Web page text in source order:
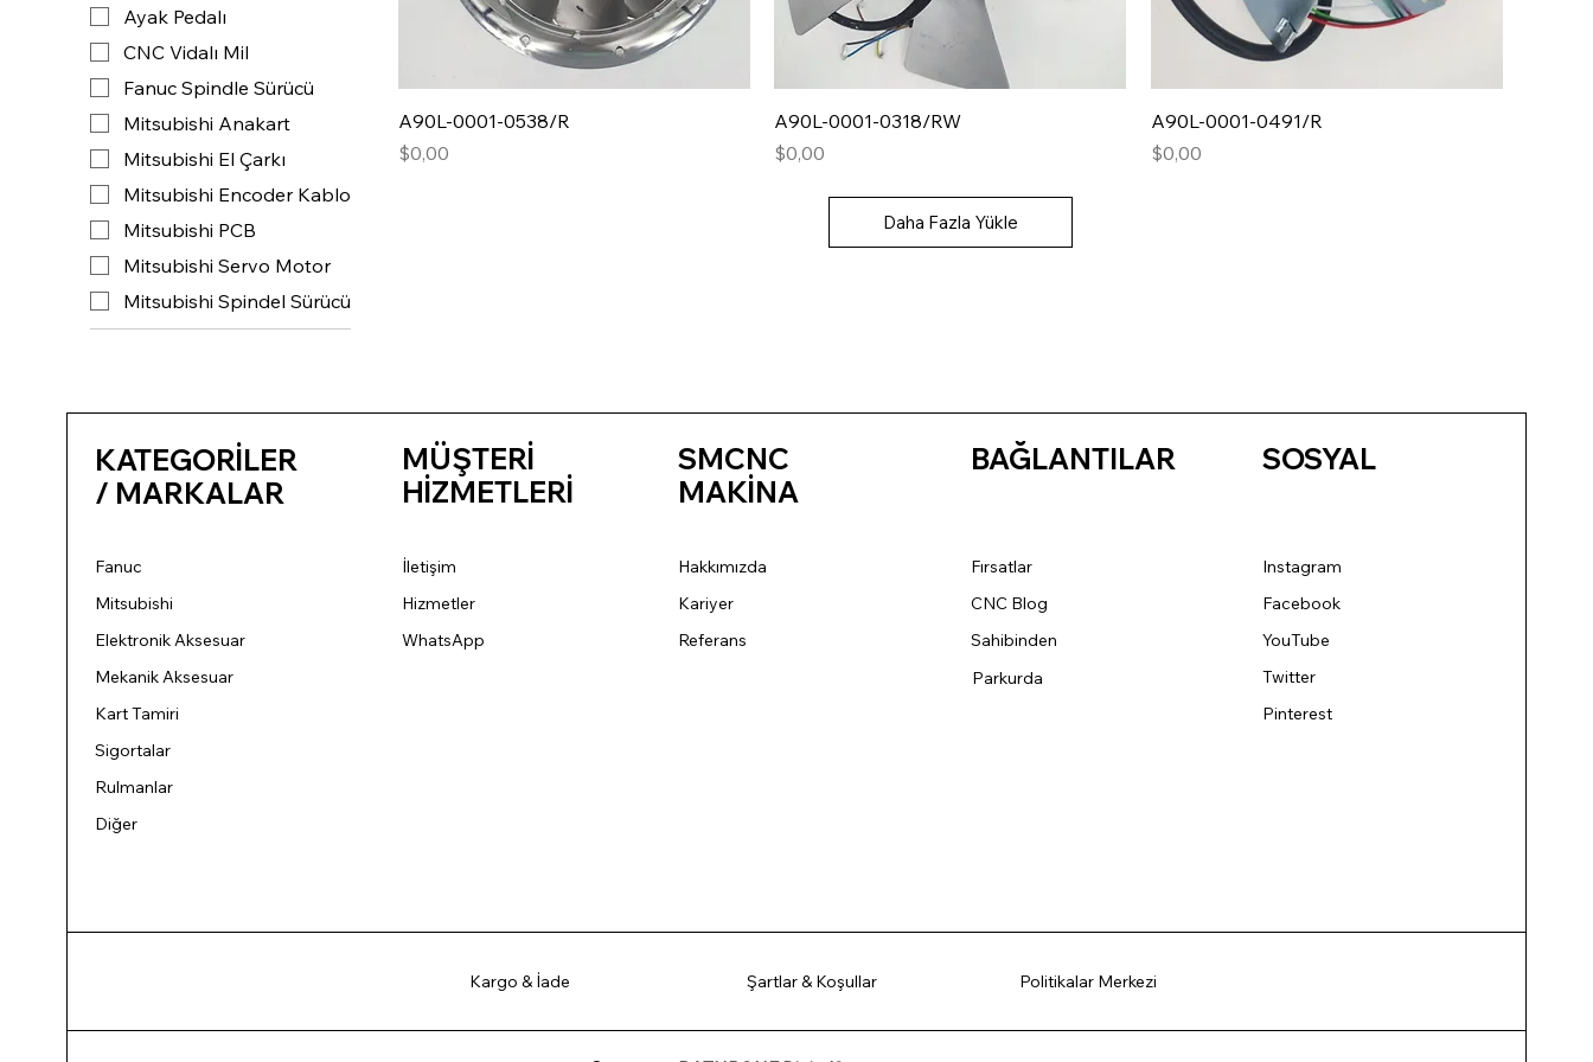
Ayak Pedalı
CNC Vidalı Mil
Fanuc Spindle Sürücü
Mitsubishi Anakart
Mitsubishi El Çarkı
Mitsubishi Encoder Kablo
Mitsubishi PCB
Mitsubishi Servo Motor
Mitsubishi Spindel Sürücü
A90L-0001-0538/R
Fiyat
$0,00
A90L-0001-0318/RW
Fiyat
$0,00
A90L-0001-0491/R
Fiyat
$0,00
Daha Fazla Yükle
KATEGORİLER
/ MARKALAR
Fanuc
Mitsubishi
Elektronik Aksesuar
Mekanik Aksesuar
Kart Tamiri
Sigortalar
Rulmanlar
Diğer
MÜŞTERİ
HİZMETLERİ
İletişim
Hizmetler
WhatsApp
SMCNC
MAKİNA
Hakkımızda
Kariyer
Referans
BAĞLANTILAR
Fırsatlar
CNC Blog
Sahibinden
Parkurda
SOSYAL
Instagram
Facebook
YouTube
Twitter
Pinterest
Kargo & İade Şartlar & Koşullar Politikalar Merkezi